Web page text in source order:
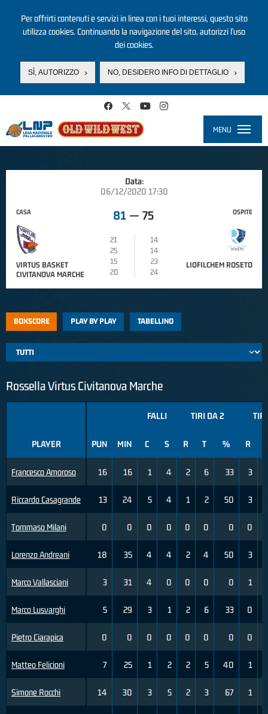
Per offrirti contenuti e servizi in linea con i tuoi interessi, questo sito
utilizza cookies. Continuando la navigazione del sito, autorizzi l’uso
dei cookies.
SÌ, AUTORIZZO NO, DESIDERO INFO DI DETTAGLIO
MENU
Data:
06/12/2020 17:30
CASA
VIRTUS BASKET
CIVITANOVA MARCHE
81 — 75
21
14
25
14
15
23
20
24
OSPITE
LIOFILCHEM ROSETO
BOXSCORE PLAY BY PLAY TABELLINO
Rossella Virtus Civitanova Marche
PLAYER
Francesco Amoroso
Riccardo Casagrande
Tommaso Milani
Lorenzo Andreani
Marco Vallasciani
Marco Lusvarghi
Pietro Ciarapica
Matteo Felicioni
Simone Rocchi
FALLI TIRI DA 2
PUN MIN C S R T % R
16 16 1 4 2 6 33 3
13 24 5 4 1 2 50 3
0 0 0 0 0 0 0 0
18 35 4 4 2 4 50 3
3 31 4 0 0 0 0 1
5 29 3 1 2 6 33 0
0 0 0 0 0 0 0 0
7 25 1 2 2 5 40 1
14 30 3 5 2 3 67 1